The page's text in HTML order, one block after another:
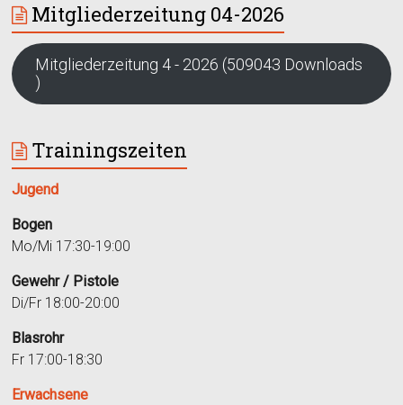
Mitgliederzeitung 04-2026
Mitgliederzeitung 4 - 2026 (509043 Downloads
)
Trainingszeiten
Jugend
Bogen
Mo/Mi 17:30-19:00
Gewehr / Pistole
Di/Fr 18:00-20:00
Blasrohr
Fr 17:00-18:30
Erwachsene